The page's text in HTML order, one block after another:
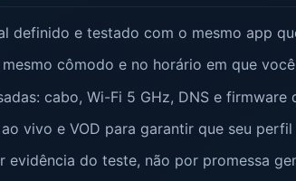
definido e testado com o mesmo app
cômodo e no horário em que
cabo, Wi-Fi 5 GHz, DNS e firmware
vivo e VOD para garantir que seu
evidência do teste, não por promessa